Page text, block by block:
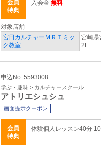
会員
特典
入会金 無料
対象店舗
宮日カルチャーＭＲＴミッ
ク教室
宮崎県
2F
申込No. 5593008
学ぶ・趣味 > カルチャースクール
アトリエシュシュ
画面提示クーポン
会員
特典
体験個人レッスン40分